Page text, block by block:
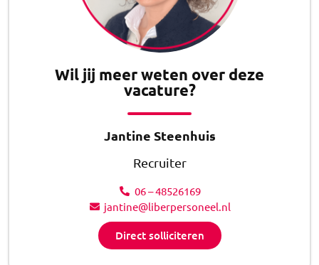
Wil jij meer weten over deze
vacature?
Jantine Steenhuis
Recruiter
06 – 48526169
jantine@liberpersoneel.nl
Direct solliciteren